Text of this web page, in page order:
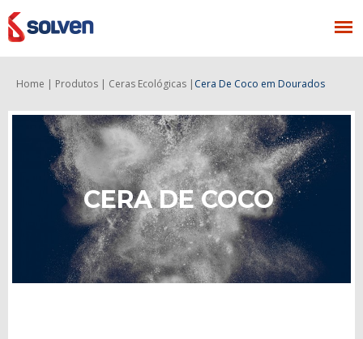
Home | Produtos | Ceras Ecológicas | Cera De Coco em Dourados
CERA DE COCO